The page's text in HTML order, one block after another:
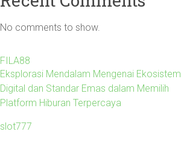
No comments to show.
FILA88
Eksplorasi Mendalam Mengenai Ekosistem
Digital dan Standar Emas dalam Memilih
Platform Hiburan Terpercaya
slot777